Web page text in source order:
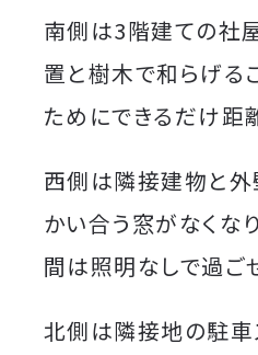
南側は3階建ての社
置と樹木で和らげる
ためにできるだけ距
西側は隣接建物と外
かい合う窓がなくな
間は照明なしで過ご
北側は隣接地の駐車